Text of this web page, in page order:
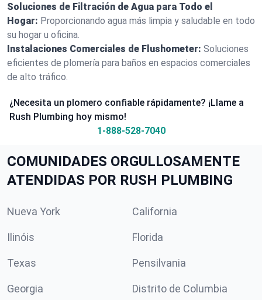
Soluciones de Filtración de Agua para Todo el
Hogar: Proporcionando agua más limpia y saludable en todo
su hogar u oficina.
Instalaciones Comerciales de Flushometer: Soluciones
eficientes de plomería para baños en espacios comerciales
de alto tráfico.
¿Necesita un plomero confiable rápidamente? ¡Llame a
Rush Plumbing hoy mismo!
1-888-528-7040
COMUNIDADES ORGULLOSAMENTE
ATENDIDAS POR RUSH PLUMBING
Nueva York California
Ilinóis Florida
Texas Pensilvania
Georgia Distrito de Columbia